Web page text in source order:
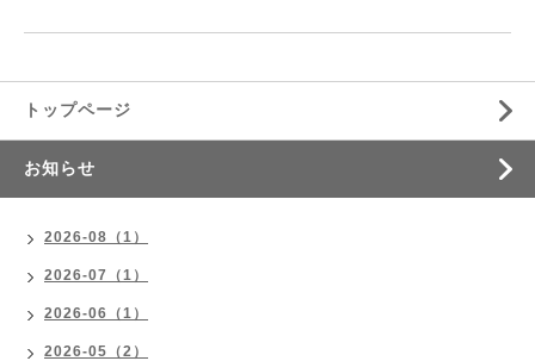
トップページ
お知らせ
2026-08（1）
2026-07（1）
2026-06（1）
2026-05（2）